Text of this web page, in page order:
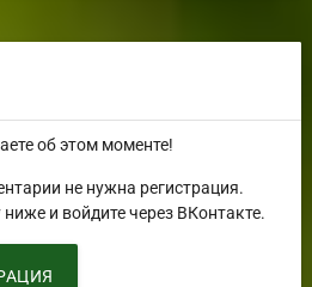
об этом моменте!
не нужна регистрация.
и войдите через ВКонтакте.